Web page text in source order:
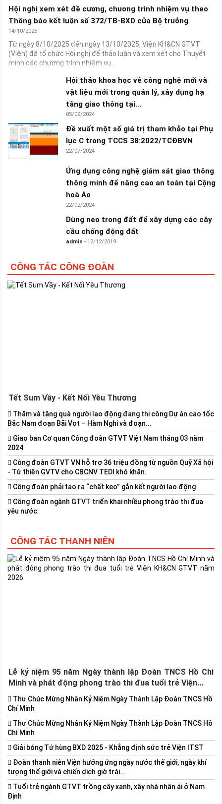
Hội nghị xem xét đề cương, chương trình nhiệm vụ theo
Thông báo kết luận số 372/TB-BXD của Bộ trưởng
14/10/2025
Từ ngày 8/10/2025 đến ngày 13/10/2025, Viện KH&CN GTVT
(Viện) đã tổ chức Hội nghị để thảo luận và xem xét cho Thuyết
minh các chương trình nhiệm vụ...
Hội thảo khoa học về công nghệ mới và
vật liệu mới trong quản lý, xây dựng hạ
tầng giao thông tại...
05/09/2024
Đề xuất một số giá trị tham khảo tại Phụ
lục C trong TCCS 38:2022/TCĐBVN
22/07/2024
Ứng dụng công nghệ giám sát giao thông
thông minh để nâng cao an toàn tại Cộng
hoà Áo
22/02/2024
Dùng neo trong đất để xây dựng các cây
cầu chống động đất
admin - 12/12/2019
CÔNG TÁC CÔNG ĐOÀN
Tết Sum Vầy - Kết Nối Yêu Thương
Thăm và tặng quà người lao động đang thi công Dự án cao tốc
Bắc Nam đoạn Bãi Vọt – Hàm Nghi và đoạn...
Giao ban Cơ quan Công đoàn GTVT Việt Nam tháng 03 năm
2024
Công đoàn GTVT VN hỗ trợ 36 triệu đồng từ nguồn Quỹ Xã hội
- Từ thiện GVTV cho CBCNV TEDI khó khăn.
Công đoàn phải tạo ra “chất keo” gắn kết người lao động
Công đoàn ngành GTVT triển khai nhiều phong trào thi đua
yêu nước
CÔNG TÁC THANH NIÊN
Lễ kỷ niệm 95 năm Ngày thành lập Đoàn TNCS Hồ Chí
Minh và phát động phong trào thi đua tuổi trẻ Viện...
Thư Chúc Mừng Nhân Kỷ Niệm Ngày Thành Lập Đoàn TNCS Hồ
Chí Minh
Thư Chúc Mừng Nhân Kỷ Niệm Ngày Thành Lập Đoàn TNCS Hồ
Chí Minh
Giải bóng Tứ hùng BXD 2025 - Khẳng định sức trẻ Viện ITST
Đoàn thanh niên Viện hưởng ứng ngày nước thế giới, ngày khí
tượng thế giới và chiến dịch giờ trái...
Tuổi trẻ ngành GTVT trồng cây xanh, xây nhà nhân ái ở Nam
Định